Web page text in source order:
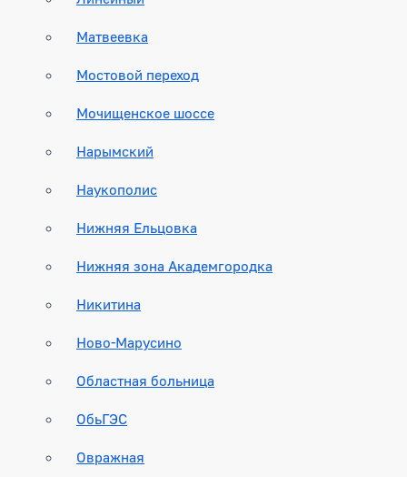
Матвеевка
Мостовой переход
Мочищенское шоссе
Нарымский
Наукополис
Нижняя Ельцовка
Нижняя зона Академгородка
Никитина
Ново-Марусино
Областная больница
ОбьГЭС
Овражная